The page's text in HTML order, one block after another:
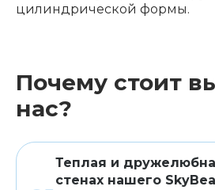
цилиндрической формы.
Почему стоит
нас?
Теплая и
стенах нашего